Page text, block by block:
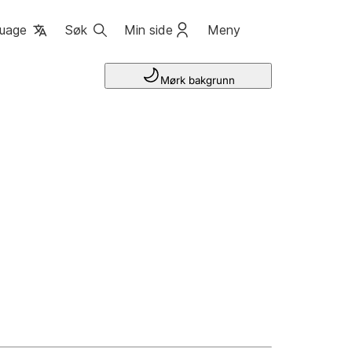
Søk Min side Meny
Mørk bakgrunn